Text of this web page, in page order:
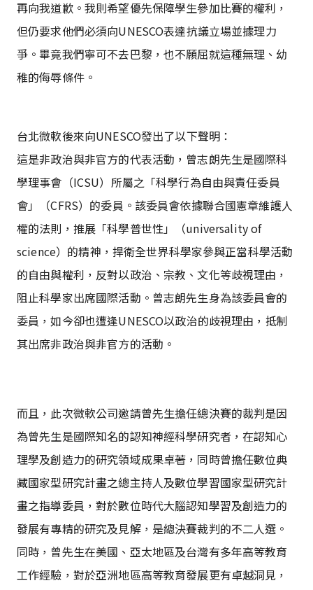
再向我道歉。我則希望優先保障學生參加比賽的權利，
但仍要求他們必須向UNESCO表達抗議立場並據理力
爭。畢竟我們寧可不去巴黎，也不願屈就這種無理、幼
稚的侮辱條件。
台北微軟後來向UNESCO發出了以下聲明：
這是非政治與非官方的代表活動，曾志朗先生是國際科
學理事會（ICSU）所屬之「科學行為自由與責任委員
會」（CFRS）的委員。該委員會依據聯合國憲章維護人
權的法則，推展「科學普世性」（universality of
science）的精神，捍衛全世界科學家參與正當科學活動
的自由與權利，反對以政治、宗教、文化等歧視理由，
阻止科學家出席國際活動。曾志朗先生身為該委員會的
委員，如今卻也遭逢UNESCO以政治的歧視理由，抵制
其出席非政治與非官方的活動。
而且，此次微軟公司邀請曾先生擔任總決賽的裁判是因
為曾先生是國際知名的認知神經科學研究者，在認知心
理學及創造力的研究領域成果卓著，同時曾擔任數位典
藏國家型研究計畫之總主持人及數位學習國家型研究計
畫之指導委員，對於數位時代大腦認知學習及創造力的
發展有專精的研究及見解，是總決賽裁判的不二人選。
同時，曾先生在美國、亞太地區及台灣有多年高等教育
工作經驗，對於亞洲地區高等教育發展更有卓越洞見，